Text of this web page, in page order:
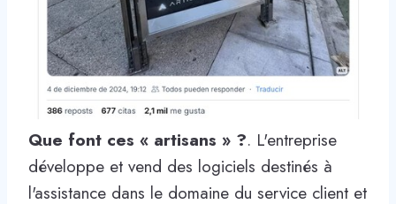
Que font ces « artisans » ?. L'entreprise
développe et vend des logiciels destinés à
l'assistance dans le domaine du service client et